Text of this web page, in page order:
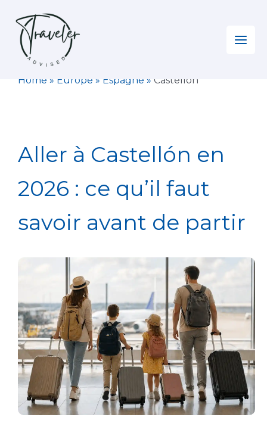
contenu
Home » Europe » Espagne » Castellón
Aller à Castellón en
2026 : ce qu’il faut
savoir avant de partir